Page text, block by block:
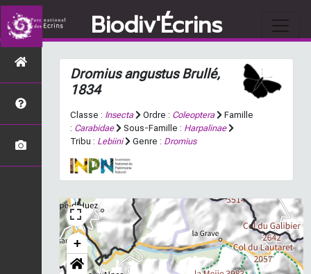
Biodiv'Écrins
Dromius angustusBrullé,
1834
Classe : Insecta Ordre : Coleoptera
Famille
: Carabidae Sous-Famille : Harpalinae
Tribu : Lebiini Genre : Dromius
+